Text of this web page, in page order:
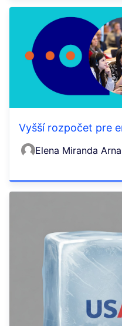
Vyšší rozpočet pre
Elena Miranda